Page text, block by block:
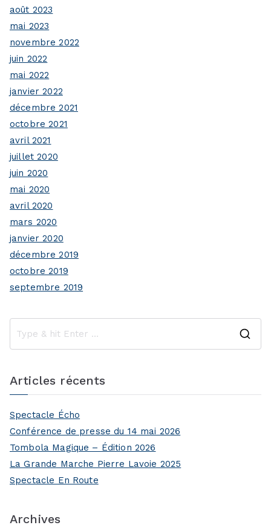
août 2023
mai 2023
novembre 2022
juin 2022
mai 2022
janvier 2022
décembre 2021
octobre 2021
avril 2021
juillet 2020
juin 2020
mai 2020
avril 2020
mars 2020
janvier 2020
décembre 2019
octobre 2019
septembre 2019
Articles récents
Spectacle Écho
Conférence de presse du 14 mai 2026
Tombola Magique – Édition 2026
La Grande Marche Pierre Lavoie 2025
Spectacle En Route
Archives